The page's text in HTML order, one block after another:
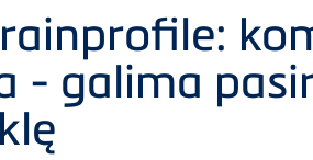
- galima